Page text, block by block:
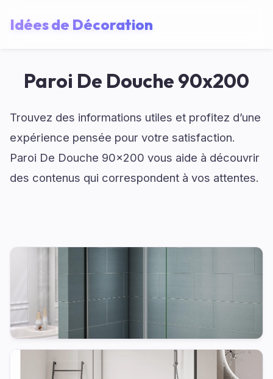
Idées de Décoration
Paroi De Douche 90x200
Trouvez des informations utiles et profitez d’une
expérience pensée pour votre satisfaction.
Paroi De Douche 90x200 vous aide à découvrir
des contenus qui correspondent à vos attentes.